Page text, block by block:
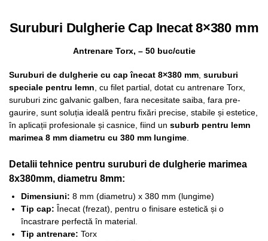
Suruburi Dulgherie Cap Inecat 8×380 mm
Antrenare Torx, – 50 buc/cutie
Suruburi de dulgherie cu cap înecat 8×380 mm suruburi
speciale pentru lemn , cu filet partial, dotat cu antrenare Torx,
suruburi zinc galvanic galben, fara necesitate saiba, fara pre-
gaurire, sunt soluția ideală pentru fixări precise, stabile și estetice,
în aplicații profesionale și casnice, fiind un suburb pentru lemn
marimea 8 mm diametru cu 380 mm lungime
Detalii tehnice pentru suruburi de dulgherie marimea
8x380mm, diametru 8mm:
Dimensiuni: 8 mm (diametru) x 380 mm (lungime)
Tip cap: Înecat (frezat), pentru o finisare estetică și o
încastrare perfectă în material.
Tip antrenare: Torx